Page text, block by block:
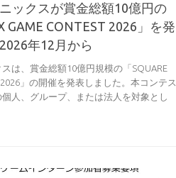
ックスが賞金総額10億円の
GAME CONTEST 2026」を発
年12月から
は、賞金総額10億円規模の「SQUARE
2026」の開催を発表しました。本コンテス
個人、グループ、または法人を対象とし